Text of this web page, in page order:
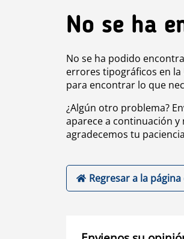
No se ha
No se ha podido
errores tipográficos en
para encontrar lo que
¿Algún otro problema?
aparece a continuación
agradecemos tu
Regresar a la